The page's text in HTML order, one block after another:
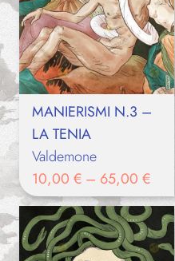
MANIERISMI N.3 –
LA TENIA
Valdemone
10,00 € – 65,00 €